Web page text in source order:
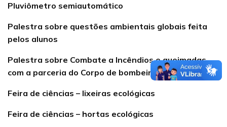
Pluviômetro semiautomático
Palestra sobre questões ambientais globais feita
pelos alunos
Palestra sobre Combate a Incêndios e queimadas
com a parceria do Corpo de bombeiros
Feira de ciências – lixeiras ecológicas
Feira de ciências – hortas ecológicas